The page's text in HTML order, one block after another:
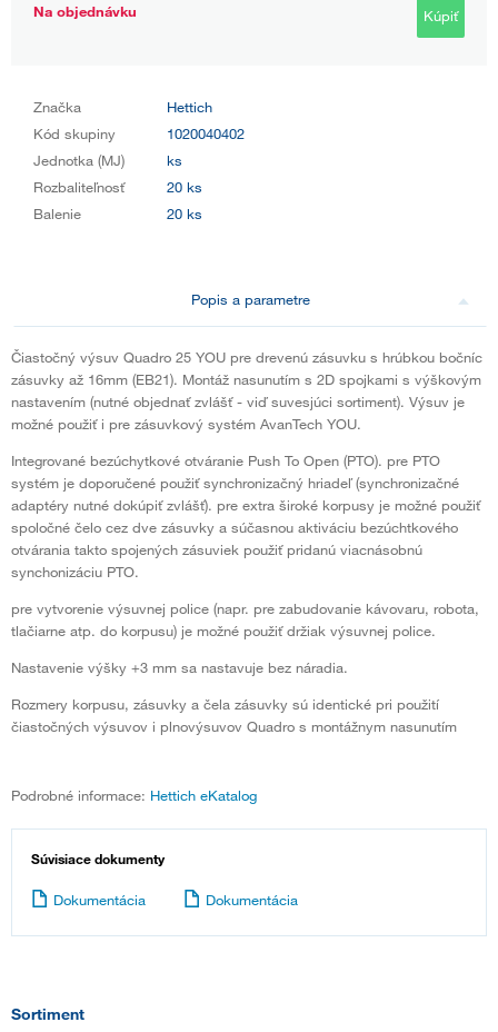
Na objednávku
Kúpiť
Značka
Hettich
Kód skupiny
1020040402
Jednotka (MJ)
ks
Rozbaliteľnosť
20 ks
Balenie
20 ks
Popis a parametre
Čiastočný výsuv Quadro 25 YOU pre drevenú zásuvku s hrúbkou bočníc
zásuvky až 16mm (EB21). Montáž nasunutím s 2D spojkami s výškovým
nastavením (nutné objednať zvlášť - viď suvesjúci sortiment). Výsuv je
možné použiť i pre zásuvkový systém AvanTech YOU.
Integrované bezúchytkové otváranie Push To Open (PTO). pre PTO
systém je doporučené použiť synchronizačný hriadeľ (synchronizačné
adaptéry nutné dokúpiť zvlášť). pre extra široké korpusy je možné použiť
spoločné čelo cez dve zásuvky a súčasnou aktiváciu bezúchtkového
otvárania takto spojených zásuviek použiť pridanú viacnásobnú
synchonizáciu PTO.
pre vytvorenie výsuvnej police (napr. pre zabudovanie kávovaru, robota,
tlačiarne atp. do korpusu) je možné použiť držiak výsuvnej police.
Nastavenie výšky +3 mm sa nastavuje bez náradia.
Rozmery korpusu, zásuvky a čela zásuvky sú identické pri použití
čiastočných výsuvov i plnovýsuvov Quadro s montážnym nasunutím
Podrobné informace: Hettich eKatalog
Súvisiace dokumenty
Dokumentácia Dokumentácia
Sortiment